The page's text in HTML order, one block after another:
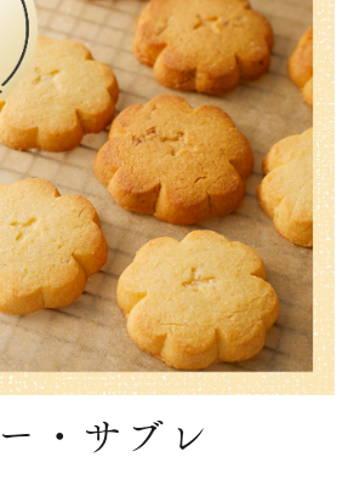
・サブレ